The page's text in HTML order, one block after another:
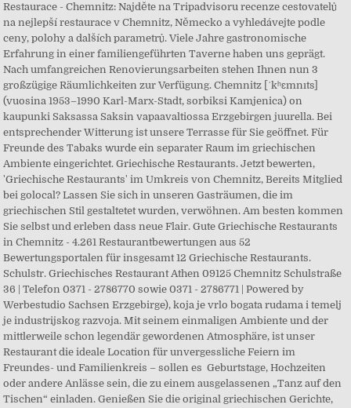
Restaurace - Chemnitz: Najděte na Tripadvisoru recenze cestovatelů
na nejlepší restaurace v Chemnitz, Německo a vyhledávejte podle
ceny, polohy a dalších parametrů. Viele Jahre gastronomische
Erfahrung in einer familiengeführten Taverne haben uns geprägt.
Nach umfangreichen Renovierungsarbeiten stehen Ihnen nun 3
großzügige Räumlichkeiten zur Verfügung. Chemnitz [ˈkʰɛmnıts]
(vuosina 1953–1990 Karl-Marx-Stadt, sorbiksi Kamjenica) on
kaupunki Saksassa Saksin vapaavaltiossa Erzgebirgen juurella. Bei
entsprechender Witterung ist unsere Terrasse für Sie geöffnet. Für
Freunde des Tabaks wurde ein separater Raum im griechischen
Ambiente eingerichtet. Griechische Restaurants. Jetzt bewerten,
'Griechische Restaurants' im Umkreis von Chemnitz, Bereits Mitglied
bei golocal? Lassen Sie sich in unseren Gasträumen, die im
griechischen Stil gestaltetet wurden, verwöhnen. Am besten kommen
Sie selbst und erleben dass neue Flair. Gute Griechische Restaurants
in Chemnitz - 4.261 Restaurantbewertungen aus 52
Bewertungsportalen für insgesamt 12 Griechische Restaurants.
Schulstr. Griechisches Restaurant Athen 09125 Chemnitz Schulstraße
36 | Telefon 0371 - 2786770 sowie 0371 - 2786771 | Powered by
Werbestudio Sachsen Erzgebirge), koja je vrlo bogata rudama i temelj
je industrijskog razvoja. Mit seinem einmaligen Ambiente und der
mittlerweile schon legendär gewordenen Atmosphäre, ist unser
Restaurant die ideale Location für unvergessliche Feiern im
Freundes- und Familienkreis – sollen es Geburtstage, Hochzeiten
oder andere Anlässe sein, die zu einem ausgelassenen „Tanz auf den
Tischen“ einladen. Genießen Sie die original griechischen Gerichte,